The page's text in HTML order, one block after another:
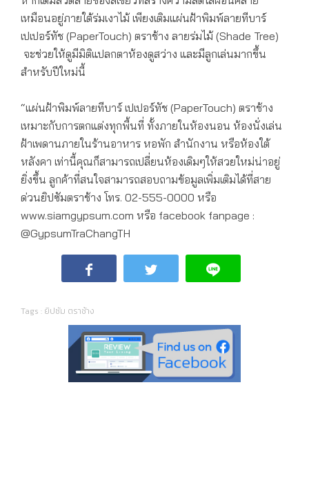
เหมือนอยู่ภายใต้ร่มเงาไม้ เพียงเติมแผ่นฝ้าพิมพ์ลายทีบาร์
เปเปอร์ทัช (PaperTouch) ตราช้าง ลายร่มไม้ (Shade Tree)
จะช่วยให้ดูมีมิติแปลกตาห้องดูสว่าง และมีลูกเล่นมากขึ้น
สำหรับปีใหม่นี้
“แผ่นฝ้าพิมพ์ลายทีบาร์ เปเปอร์ทัช (PaperTouch) ตราช้าง
เหมาะกับการตกแต่งทุกพื้นที่ ทั้งภายในห้องนอน ห้องนั่งเล่น
ฝ้าเพดานภายในร้านอาหาร หอพัก สำนักงาน หรือห้องใต้
หลังคา เท่านี้คุณก็สามารถเปลี่ยนห้องเดิมๆให้สวยใหม่น่าอยู่
ยิ่งขึ้น ลูกค้าที่สนใจสามารถสอบถามข้อมูลเพิ่มเติมได้ที่สาย
ด่วนยิปซัมตราช้าง โทร. 02-555-0000 หรือ
www.siamgypsum.com หรือ facebook fanpage :
@GypsumTraChangTH
Tags : ยิปซัม ตราช้าง